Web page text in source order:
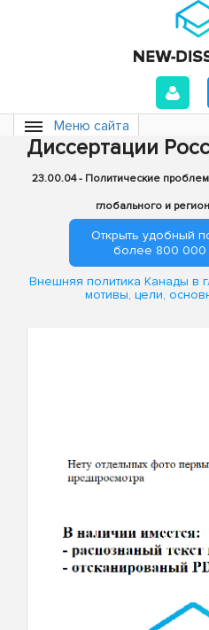
Меню сайта
Диссертации
23.00.04 - Политические
глобального и
Открыть удобный
более 800 000
Внешняя политика Канады в
мотивы, цели,